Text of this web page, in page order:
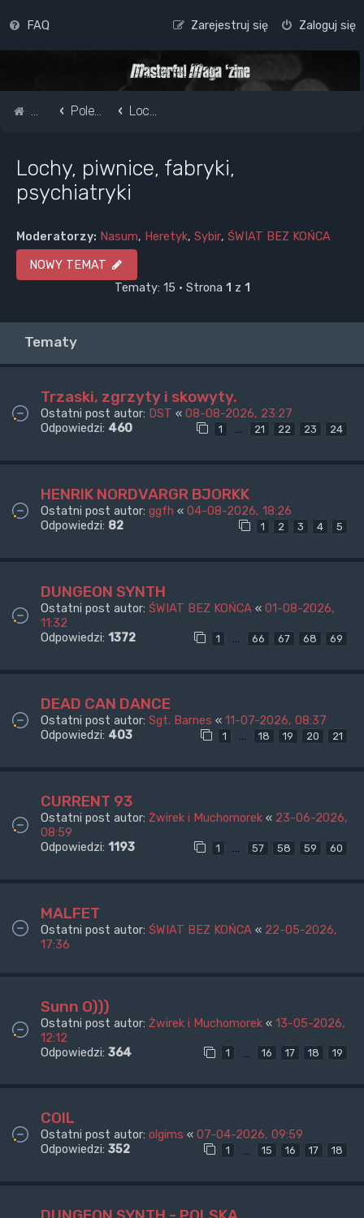
FAQ Zaloguj się
Zarejestruj się
Strona główna
Pole do popisu... Lochy, piwnice, fabryki, psychiatryki
Lochy, piwnice, fabryki,
psychiatryki
Moderatorzy: Nasum, Heretyk, Sybir, ŚWIAT BEZ KOŃCA
NOWY TEMAT
Tematy: 15 • Strona 1 z 1
Tematy
Trzaski, zgrzyty i skowyty.
Ostatni post autor: DST « 08-08-2026, 23:27
Odpowiedzi: 460 1 … 21 22 23 24
HENRIK NORDVARGR BJORKK
Ostatni post autor: ggfh « 04-08-2026, 18:26
Odpowiedzi: 82 1 2 3 4 5
DUNGEON SYNTH
Ostatni post autor: ŚWIAT BEZ KOŃCA « 01-08-2026,
11:32
Odpowiedzi: 1372 1 … 66 67 68 69
DEAD CAN DANCE
Ostatni post autor: Sgt. Barnes « 11-07-2026, 08:37
Odpowiedzi: 403 1 … 18 19 20 21
CURRENT 93
Ostatni post autor: Żwirek i Muchomorek « 23-06-2026,
08:59
Odpowiedzi: 1193 1 … 57 58 59 60
MALFET
Ostatni post autor: ŚWIAT BEZ KOŃCA « 22-05-2026,
17:36
Sunn O)))
Ostatni post autor: Żwirek i Muchomorek « 13-05-2026,
12:12
Odpowiedzi: 364 1 … 16 17 18 19
COIL
Ostatni post autor: olgims « 07-04-2026, 09:59
Odpowiedzi: 352 1 … 15 16 17 18